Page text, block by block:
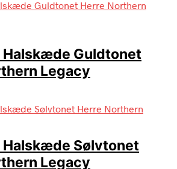
Halskæde Guldtonet
Legacy
Halskæde Sølvtonet
Legacy